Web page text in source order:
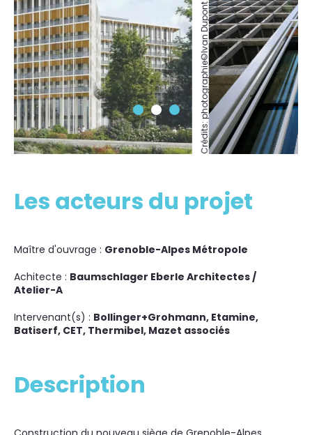
Crédits: photographie©Ivan Dupont
Les acteurs du projet
Maître d'ouvrage : Grenoble-Alpes Métropole
Achitecte : Baumschlager Eberle Architectes /
Atelier-A
Intervenant(s) : Bollinger+Grohmann, Etamine,
Batiserf, CET, Thermibel, Mazet associés
Description